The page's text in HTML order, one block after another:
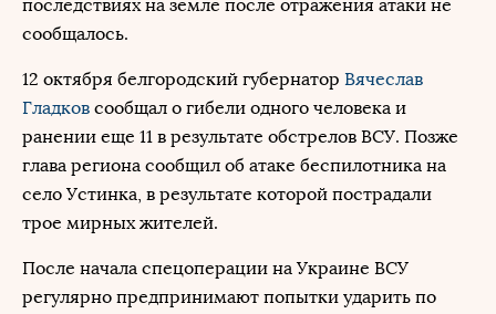
последствиях на земле после отражения атаки не
сообщалось.
12 октября белгородский губернатор Вячеслав
Гладков сообщал о гибели одного человека и
ранении еще 11 в результате обстрелов ВСУ. Позже
глава региона сообщил об атаке беспилотника на
село Устинка, в результате которой пострадали
трое мирных жителей.
После начала спецоперации на Украине ВСУ
регулярно предпринимают попытки ударить по